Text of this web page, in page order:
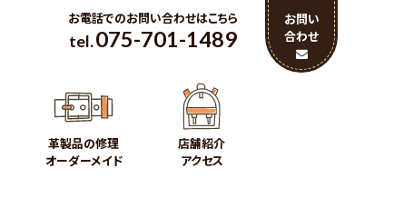
革製品の修理
オーダーメイド
店舗紹介
アクセス
お電話でのお問い合わせはこちら
tel.075-701-1489
お問い
合わせ